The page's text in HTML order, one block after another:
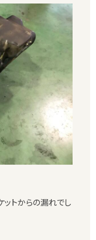
ットからの漏れでし